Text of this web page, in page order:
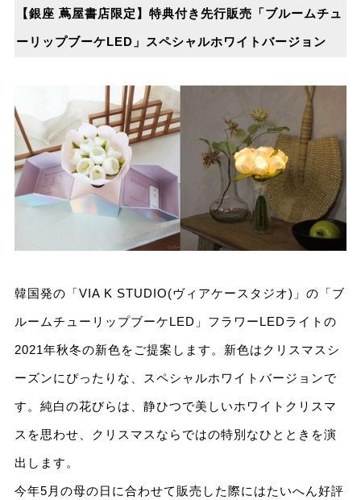
【銀座 蔦屋書店限定】特典付き先⾏販売「ブルームチュ
ーリップブーケLED」スペシャルホワイトバージョン
韓国発の「VIA K STUDIO(ヴィアケースタジオ)」の「ブ
ルームチューリップブーケLED」フラワーLEDライトの
2021年秋冬の新⾊をご提案します。新⾊はクリスマスシ
ーズンにぴったりな、スペシャルホワイトバージョンで
す。純⽩の花びらは、静ひつで美しいホワイトクリスマ
スを思わせ、クリスマスならではの特別なひとときを演
出します。
今年5⽉の⺟の⽇に合わせて販売した際にはたいへん好評